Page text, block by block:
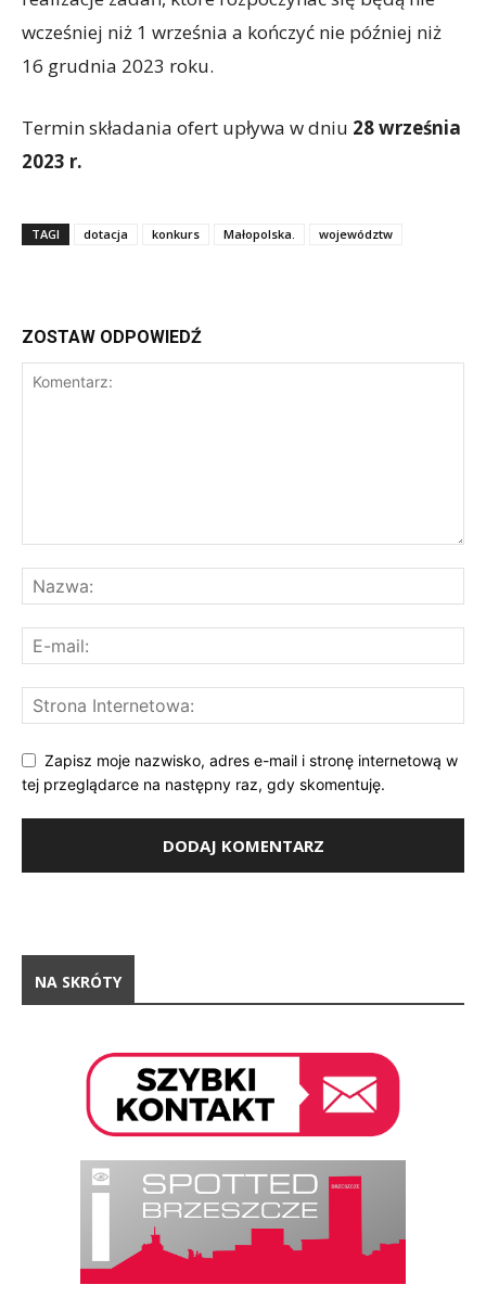
wcześniej niż 1 września a kończyć nie później niż
16 grudnia 2023 roku.
Termin składania ofert upływa w dniu 28 września
2023 r.
TAGI dotacja konkurs Małopolska. województw
ZOSTAW ODPOWIEDŹ
Zapisz moje nazwisko, adres e-mail i stronę internetową w
tej przeglądarce na następny raz, gdy skomentuję.
NA SKRÓTY